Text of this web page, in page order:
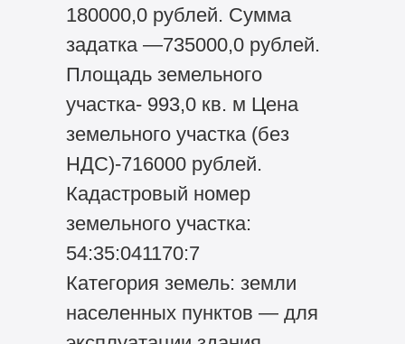
180000,0 рублей. Сумма
задатка —735000,0 рублей.
Площадь земельного
участка- 993,0 кв. м Цена
земельного участка (без
НДС)-716000 рублей.
Кадастровый номер
земельного участка:
54:35:041170:7
Категория земель: земли
населенных пунктов — для